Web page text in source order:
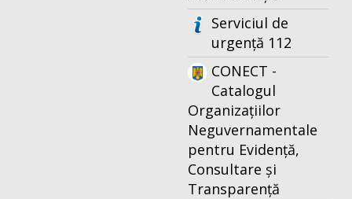
Serviciul de
urgență 112
CONECT -
Catalogul
Organizațiilor
Neguvernamentale
pentru Evidență,
Consultare și
Transparență